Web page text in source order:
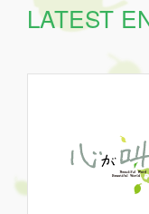
LATEST